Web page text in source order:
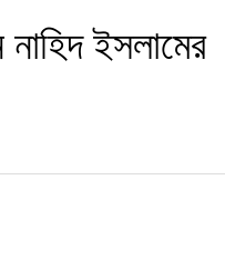
ইসলামের